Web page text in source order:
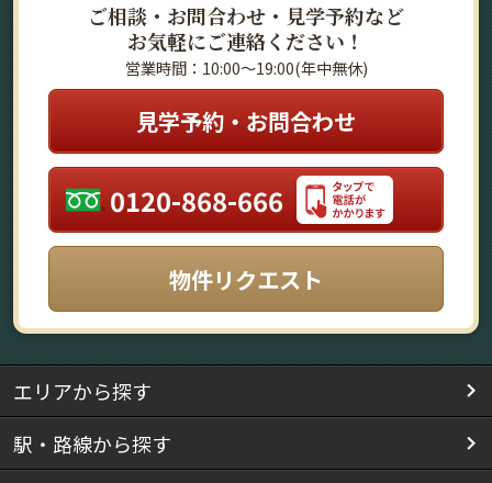
ご相談・お問合わせ・見学予約など
お気軽にご連絡ください！
営業時間：10:00～19:00(年中無休)
見学予約・お問合わせ
0120-868-666
物件リクエスト
エリアから探す
駅・路線から探す